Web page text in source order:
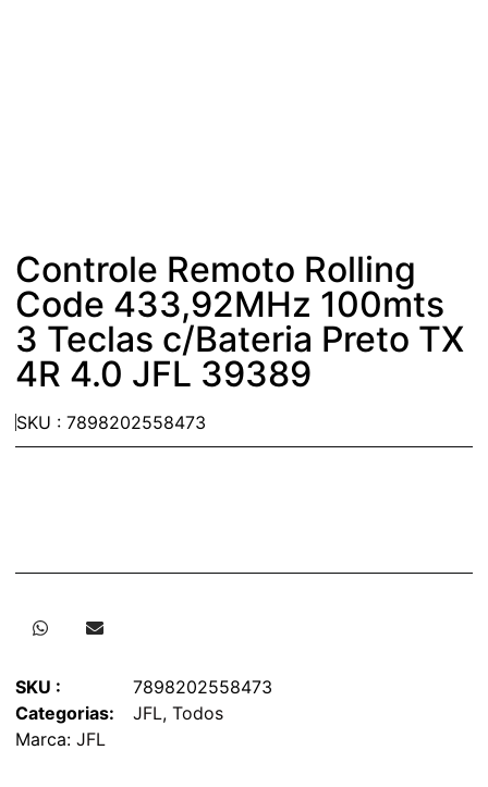
Controle Remoto Rolling
Code 433,92MHz 100mts
3 Teclas c/Bateria Preto TX
4R 4.0 JFL 39389
SKU : 7898202558473
SKU :
7898202558473
Categorias:
JFL, Todos
Marca: JFL